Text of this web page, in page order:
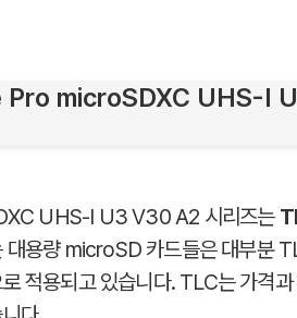
Pro microSDXC UHS-I
UHS-I U3 V30 A2 시리즈는
대용량 microSD 카드들은 대부분
적용되고 있습니다. TLC는 가격